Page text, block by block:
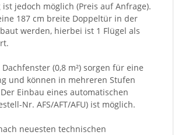
jedoch möglich (Preis auf Anfrage).
187 cm breite Doppeltür in der
werden, hierbei ist 1 Flügel als
(0,8 m²) sorgen für eine
und können in mehreren Stufen
Einbau eines automatischen
Nr. AFS/AFT/AFU) ist möglich.
neuesten technischen